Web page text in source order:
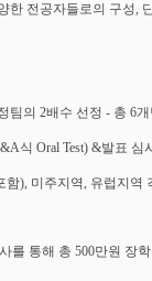
한 전공자들로의 구성,
팀의 2배수 선정 - 총 6
식 Oral Test) &발표 심
), 미주지역, 유럽지역
를 통해 총 500만원 장